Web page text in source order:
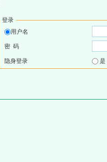
登录
用户名
密 码
隐身登录